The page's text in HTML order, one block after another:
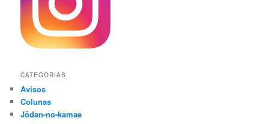
CATEGORIAS
Avisos
Colunas
Jōdan-no-kamae